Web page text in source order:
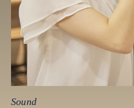
Sound